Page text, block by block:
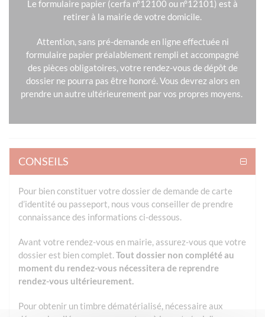
Le formulaire papier (cerfa n°12100 ou n°12101) est à
retirer à la mairie de votre domicile.
Attention, sans pré-demande en ligne effectuée ni
formulaire papier préalablement rempli et accompagné
des pièces obligatoires, votre rendez-vous de dépôt de
dossier ne pourra pas être honoré. Vous devrez alors en
prendre un autre ultérieurement par vos propres moyens.
CONSEILS
Pour bien constituer votre dossier de demande de carte
d’identité ou passeport, nous vous conseiller de prendre
connaissance des informations ci-dessous.
Avant votre rendez-vous en mairie, assurez-vous que votre
dossier est bien complet. Tout dossier non complété au
moment du rendez-vous nécessitera de reprendre
rendez-vous ultérieurement.
Pour obtenir un timbre dématérialisé, nécessaire aux